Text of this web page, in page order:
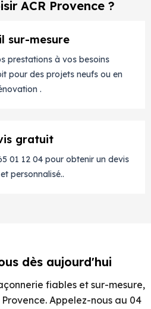
ACR Provence ?
sur-mesure
prestations à vos besoins
pour des projets neufs ou en
.
gratuit
01 12 04 pour obtenir un devis
personnalisé..
dès aujourd'hui
fiables et sur-mesure,
Appelez-nous au 04